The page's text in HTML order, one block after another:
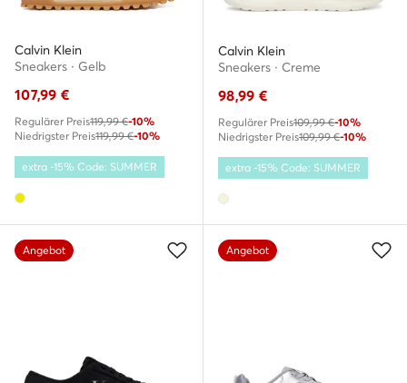
Calvin Klein
Sneakers · Gelb
107,99 €
Regulärer Preis119,99 €-10%
Niedrigster Preis119,99 €-10%
extra -15% Code: SUMMER
Calvin Klein
Sneakers · Creme
98,99 €
Regulärer Preis109,99 €-10%
Niedrigster Preis109,99 €-10%
extra -15% Code: SUMMER
Angebot Angebot